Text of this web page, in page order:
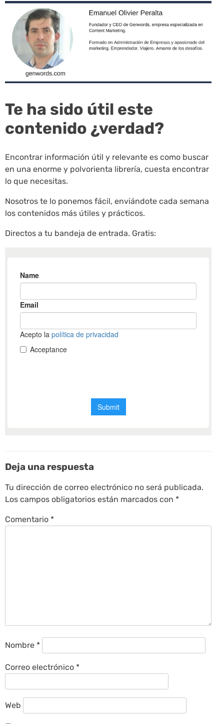
Te ha sido útil este
contenido ¿verdad?
Encontrar información útil y relevante es como buscar
en una enorme y polvorienta librería, cuesta encontrar
lo que necesitas.
Nosotros te lo ponemos fácil, enviándote cada semana
los contenidos más útiles y prácticos.
Directos a tu bandeja de entrada. Gratis:
Deja una respuesta
Tu dirección de correo electrónico no será publicada.
Los campos obligatorios están marcados con *
Comentario *
Nombre *
Correo electrónico *
Web